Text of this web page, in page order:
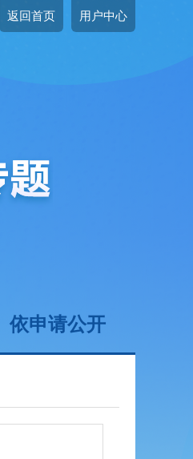
返回首页 用户中心
依申请公开